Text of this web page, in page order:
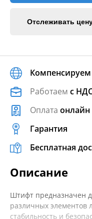
Отслеживать
Компенсируем
Работаем с
Оплата онлайн
Гарантия
Бесплатная
Описание
Штифт предназначен
различных элементов
стабильность и